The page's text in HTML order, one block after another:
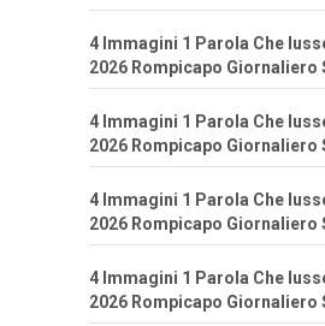
4 Immagini 1 Parola Che
2026 Rompicapo Giornaliero
4 Immagini 1 Parola Che
2026 Rompicapo Giornaliero
4 Immagini 1 Parola Che
2026 Rompicapo Giornaliero
4 Immagini 1 Parola Che
2026 Rompicapo Giornaliero